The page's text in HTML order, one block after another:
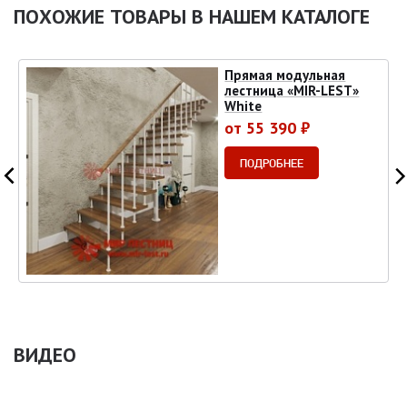
ПОХОЖИЕ ТОВАРЫ В НАШЕМ КАТАЛОГЕ
Прямая модульная
лестница «MIR-LEST»
White
от 55 390 ₽
ПОДРОБНЕЕ
ВИДЕО